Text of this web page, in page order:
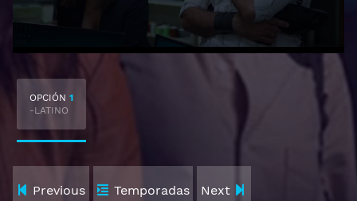
OPCIÓN 1
-LATINO
Previous Temporadas Next